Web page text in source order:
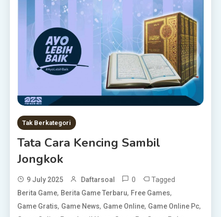
Tak Berkategori
Tata Cara Kencing Sambil
Jongkok
9 July 2025 Daftarsoal 0 Tagged
Berita Game, Berita Game Terbaru, Free Games,
Game Gratis, Game News, Game Online, Game Online Pc,